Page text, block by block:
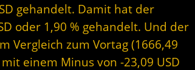
gehandelt. Damit hat der
oder 1,90 % gehandelt. Und der
Vergleich zum Vortag (1666,49
einem Minus von -23,09 USD